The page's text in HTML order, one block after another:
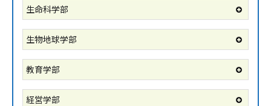
生命科学部
生物地球学部
教育学部
経営学部